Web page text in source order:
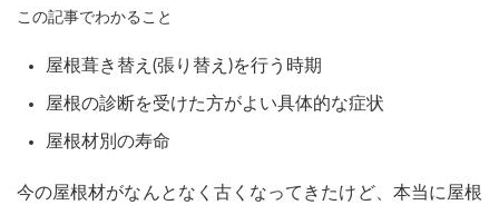
この記事でわかること
屋根葺き替え(張り替え)を行う時期
屋根の診断を受けた方がよい具体的な症状
屋根材別の寿命
今の屋根材がなんとなく古くなってきたけど、本当に屋根